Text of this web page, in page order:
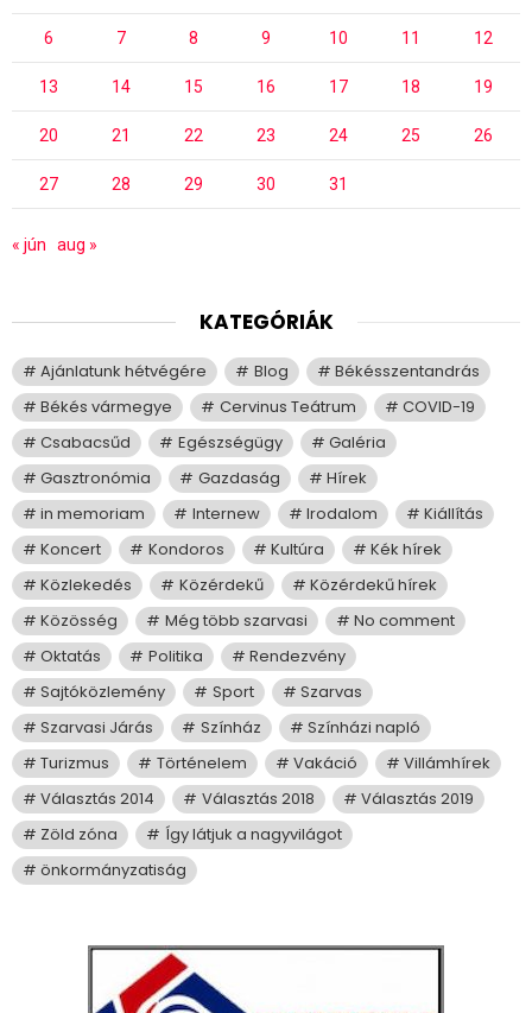
6 7 8 9 10 11 12
13 14 15 16 17 18 19
20 21 22 23 24 25 26
27 28 29 30 31
« jún aug »
KATEGÓRIÁK
Ajánlatunk hétvégére Blog
Békésszentandrás
Békés vármegye
Cervinus Teátrum
COVID-19
Csabacsűd
Egészségügy
Galéria
Gasztronómia
Gazdaság
Hírek
in memoriam
Internew Irodalom
Kiállítás
Koncert
Kondoros Kultúra
Kék hírek
Közlekedés
Közérdekű
Közérdekű hírek
Közösség
Még több szarvasi
No comment
Oktatás
Politika
Rendezvény
Sajtóközlemény
Sport
Szarvas
Szarvasi Járás
Színház
Színházi napló
Turizmus
Történelem Vakáció
Villámhírek
Választás 2014
Választás 2018
Választás 2019
Zöld zóna
Így látjuk a nagyvilágot
önkormányzatiság